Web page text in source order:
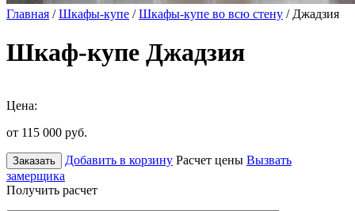
Главная /Шкафы-купе /Шкафы-купе во всю стену / Джадзия
Шкаф-купе Джадзия
Цена:
от 115 000 руб.
Заказать Добавить в корзину Расчет цены Вызвать
замерщика
Получить расчет